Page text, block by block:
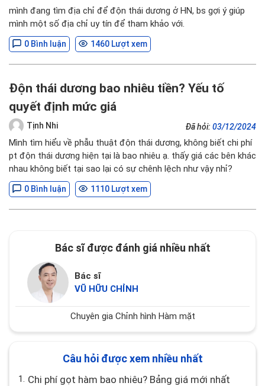
mình đang tìm địa chỉ để độn thái dương ở HN, bs gợi ý giúp
mình một số địa chỉ uy tín để tham khảo với.
0 Bình luận 1460 Lượt xem
Độn thái dương bao nhiêu tiền? Yếu tố
quyết định mức giá
Tịnh Nhi Đã hỏi: 03/12/2024
Mình tìm hiểu về phẫu thuật độn thái dương, không biết chi phí
pt độn thái dương hiện tại là bao nhiêu ạ. thấy giá các bên khác
nhau không biết tại sao lại có sự chênh lệch như vậy nhỉ?
0 Bình luận 1110 Lượt xem
Bác sĩ được đánh giá nhiều nhất
Bác sĩ
VŨ HỮU CHỈNH
Chuyên gia Chỉnh hình Hàm mặt
Câu hỏi được xem nhiều nhất
1. Chi phí gọt hàm bao nhiêu? Bảng giá mới nhất